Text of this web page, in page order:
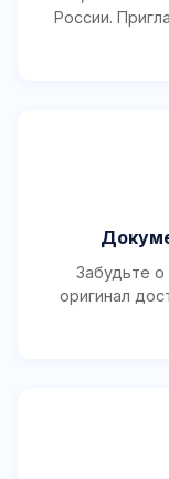
России.
Забудьте о
оригинал